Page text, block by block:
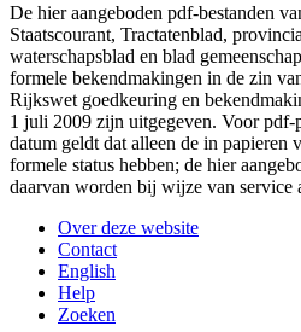
De hier aangeboden pdf-bestanden
Staatscourant, Tractatenblad,
waterschapsblad en blad
formele bekendmakingen in de zin
Rijkswet goedkeuring en
1 juli 2009 zijn uitgegeven. Voor pdf-
datum geldt dat alleen de in papieren
formele status hebben; de hier
daarvan worden bij wijze van service
Over deze website
Contact
English
Help
Zoeken